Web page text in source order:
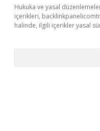
Hukuka ve yasal
içerikleri,
halinde, ilgili içerikler yasal